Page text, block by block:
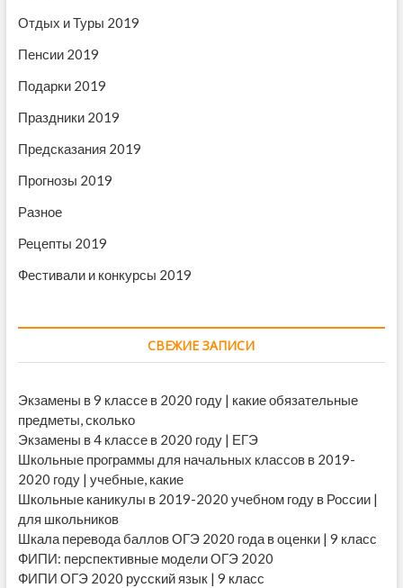
Отдых и Туры 2019
Пенсии 2019
Подарки 2019
Праздники 2019
Предсказания 2019
Прогнозы 2019
Разное
Рецепты 2019
Фестивали и конкурсы 2019
СВЕЖИЕ ЗАПИСИ
Экзамены в 9 классе в 2020 году | какие обязательные
предметы, сколько
Экзамены в 4 классе в 2020 году | ЕГЭ
Школьные программы для начальных классов в 2019-
2020 году | учебные, какие
Школьные каникулы в 2019-2020 учебном году в России |
для школьников
Шкала перевода баллов ОГЭ 2020 года в оценки | 9 класс
ФИПИ: перспективные модели ОГЭ 2020
ФИПИ ОГЭ 2020 русский язык | 9 класс